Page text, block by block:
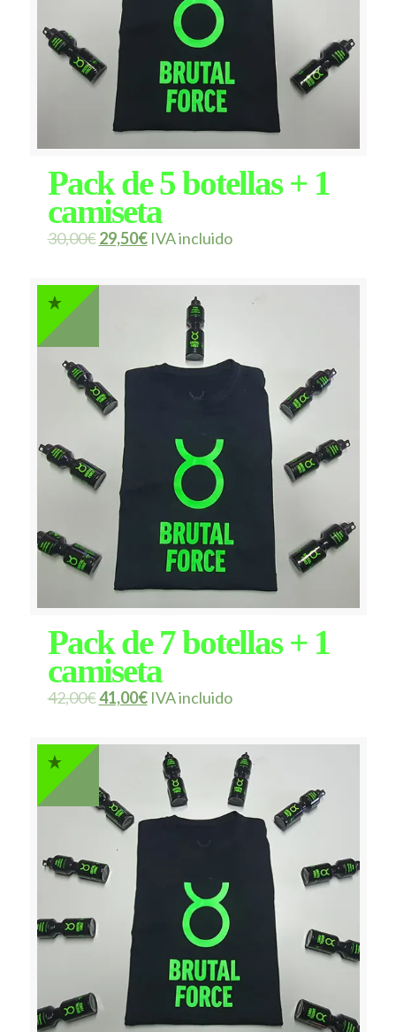
Pack de 5 botellas + 1
camiseta
30,00€ 29,50€ IVA incluido
Pack de 7 botellas + 1
camiseta
42,00€41,00€ IVA incluido